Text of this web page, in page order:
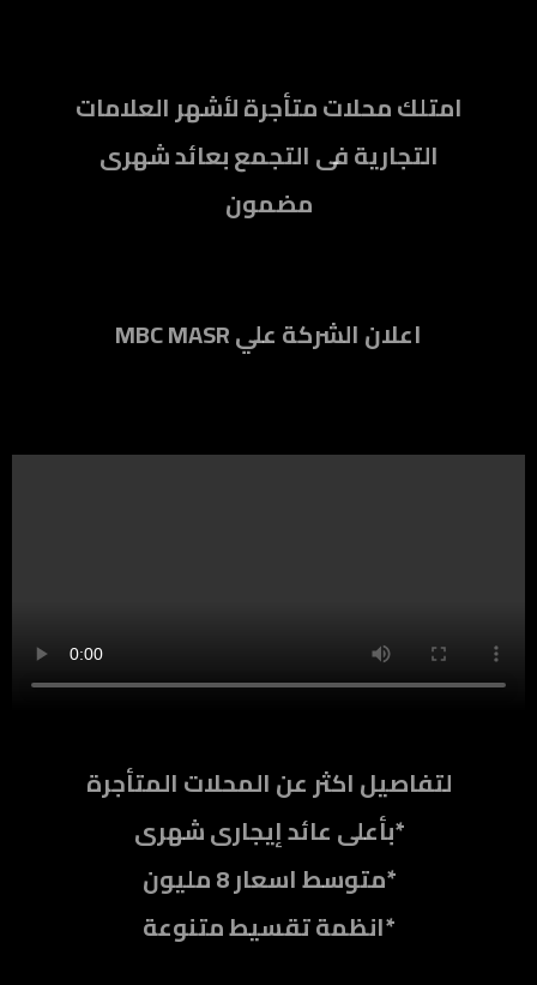
امتلك محلات متأجرة لأشهر العلامات
التجارية فى التجمع بعائد شهرى
مضمون
MBC MASR اعلان الشركة علي
لتفاصيل اكثر عن المحلات المتأجرة
بأعلى عائد إيجارىشهرى*
متوسط اسعار 8 مليون*
انظمة تقسيط متنوعة*